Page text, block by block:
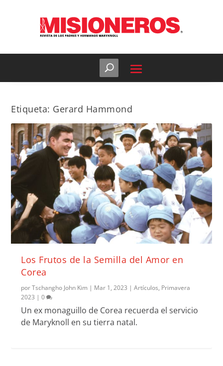
Etiqueta: Gerard Hammond
Los Frutos de la Semilla del Amor en
Corea
porTschangho John Kim | Mar 1, 2023 |Artículos, Primavera
2023 |0
Un ex monaguillo de Corea recuerda el servicio
de Maryknoll en su tierra natal.